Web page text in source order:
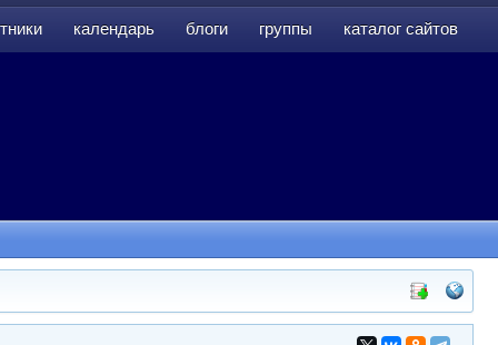
календарь блоги группы каталог сайтов